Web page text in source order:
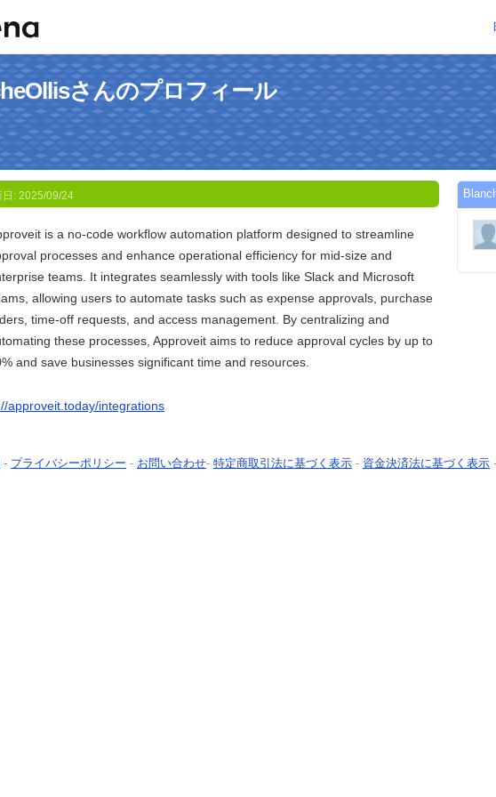
さんのプロフィール
日: 2025/09/24
is a no-code workflow automation platform designed to streamline
processes and enhance operational efficiency for mid-size and
teams. It integrates seamlessly with tools like Slack and Microsoft
allowing users to automate tasks such as expense approvals, purchase
time-off requests, and access management. By centralizing and
these processes, Approveit aims to reduce approval cycles by up to
and save businesses significant time and resources.
approveit.today/integrations
- プライバシーポリシー - お問い合わせ- 特定商取引法に基づく表示 - 資金決済法に基づく表示 -